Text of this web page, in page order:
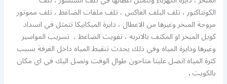
الكونتاكتور ، تلف البلف العاكس ، تلف ملفات الضاغط ، تلف مموتور
مروحة المبخر وغيرها من الاعطال ، دايرة الميكانيكا تتمثل في انسداد
كويل المبخر او المكثف بالاتربه ، تفويت الضاغط ، تسريب المواسير
وغيرها ودايرة المياه وفي ذلك يحدث تنقيط المياه داخل الغرفة بسبب
كثرة المياه اتصل علينا متاحون طوال الوقت ونصل اليك في اي مكان
بالكويت.